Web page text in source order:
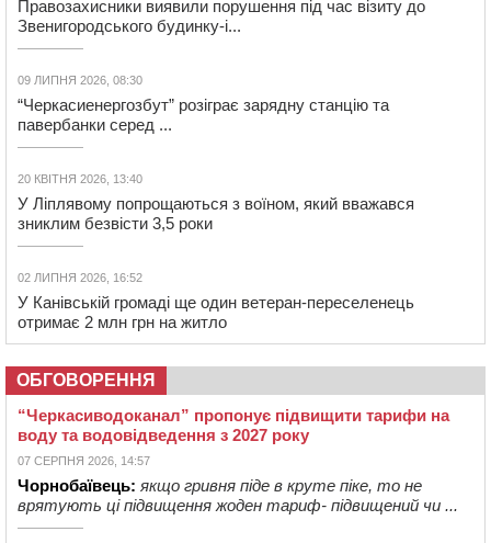
Правозахисники виявили порушення під час візиту до
Звенигородського будинку-і...
09 ЛИПНЯ 2026, 08:30
“Черкасиенергозбут” розіграє зарядну станцію та
павербанки серед ...
20 КВІТНЯ 2026, 13:40
У Ліплявому попрощаються з воїном, який вважався
зниклим безвісти 3,5 роки
02 ЛИПНЯ 2026, 16:52
У Канівській громаді ще один ветеран-переселенець
отримає 2 млн грн на житло
ОБГОВОРЕННЯ
“Черкасиводоканал” пропонує підвищити тарифи на
воду та водовідведення з 2027 року
07 СЕРПНЯ 2026, 14:57
Чорнобаївець: якщо гривня піде в круте піке, то не
врятують ці підвищення жоден тариф- підвищений чи ...